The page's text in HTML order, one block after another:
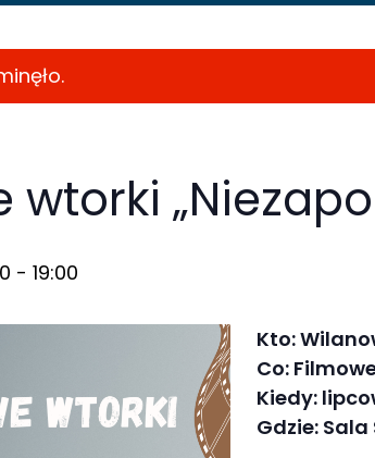
wtorki
- 19:00
Kto:
Co:
Kiedy:
Gdzie: